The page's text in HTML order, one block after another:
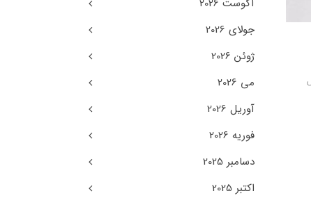
جولای 2026
ژوئن 2026
می 2026
آوریل 2026
فوریه 2026
دسامبر 2025
اکتبر 2025